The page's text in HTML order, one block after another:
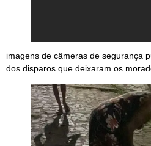
imagens de câmeras de segurança
dos disparos que deixaram os